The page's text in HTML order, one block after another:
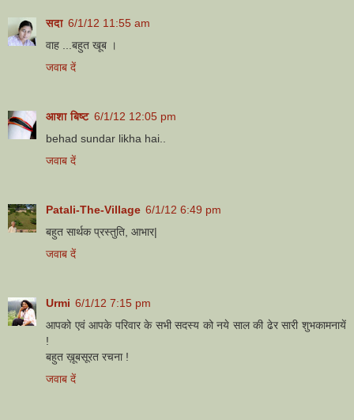
सदा 6/1/12 11:55 am
वाह ...बहुत खूब ।
जवाब दें
आशा बिष्ट 6/1/12 12:05 pm
behad sundar likha hai..
जवाब दें
Patali-The-Village 6/1/12 6:49 pm
बहुत सार्थक प्रस्तुति, आभार|
जवाब दें
Urmi 6/1/12 7:15 pm
आपको एवं आपके परिवार के सभी सदस्य को नये साल की ढेर सारी शुभकामनायें
!
बहुत ख़ूबसूरत रचना !
जवाब दें